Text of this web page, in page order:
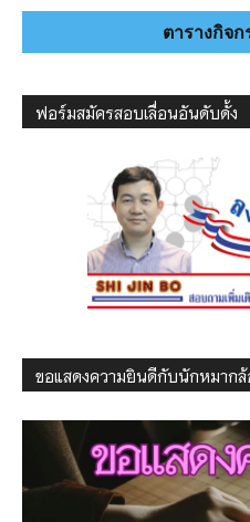
ตารางกิจ
ฟอร์มสมัครสอบเลื่อนอันดับดั้ง
ขอแสดงความยินดีกับนักหมาก